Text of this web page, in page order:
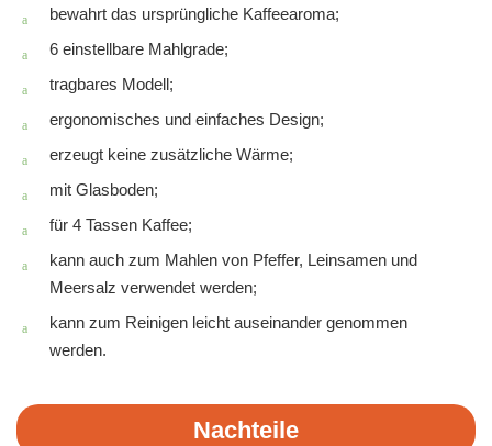
bewahrt das ursprüngliche Kaffeearoma;
6 einstellbare Mahlgrade;
tragbares Modell;
ergonomisches und einfaches Design;
erzeugt keine zusätzliche Wärme;
mit Glasboden;
für 4 Tassen Kaffee;
kann auch zum Mahlen von Pfeffer, Leinsamen und
Meersalz verwendet werden;
kann zum Reinigen leicht auseinander genommen
werden.
Nachteile